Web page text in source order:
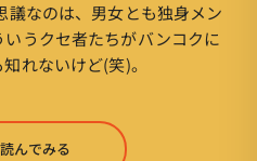
議なのは、男女とも独身メン
うクセ者たちがバンコクに
れないけど(笑)。
んでみる